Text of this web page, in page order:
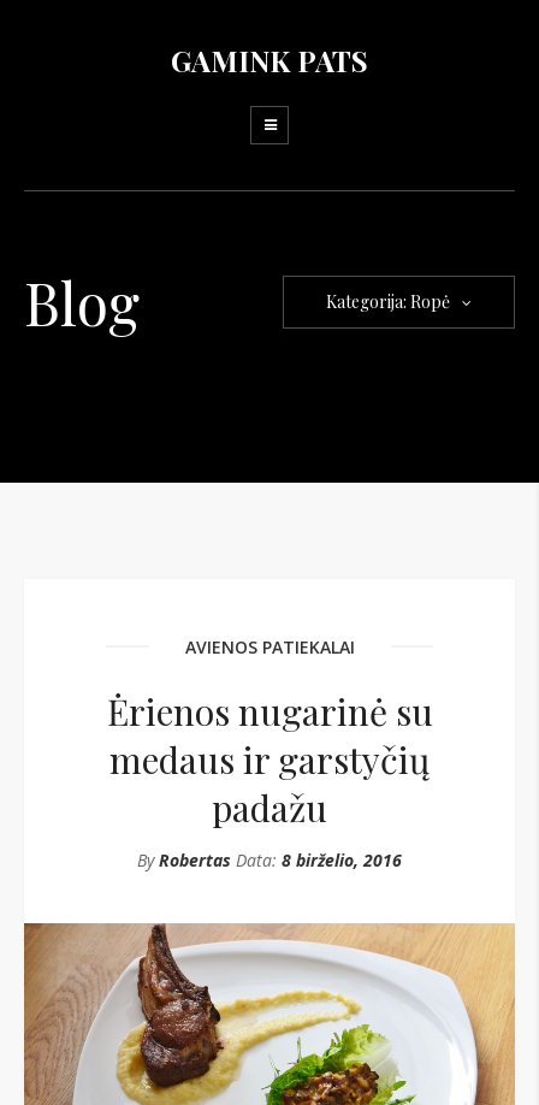
GAMINK PATS
Blog Kategorija: Ropė
AVIENOS PATIEKALAI
Ėrienos nugarinė su
medaus ir garstyčių
padažu
ByRobertas Data: 8 birželio, 2016